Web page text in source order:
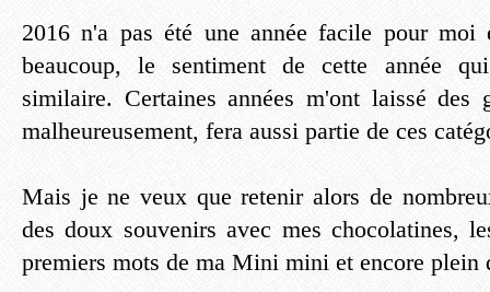
2016 n'a pas été une année facile pour
beaucoup, le sentiment de cette année
similaire. Certaines années m'ont laissé des
malheureusement, fera aussi partie de ces
Mais je ne veux que retenir alors de
des doux souvenirs avec mes chocolatines,
premiers mots de ma Mini mini et encore plein